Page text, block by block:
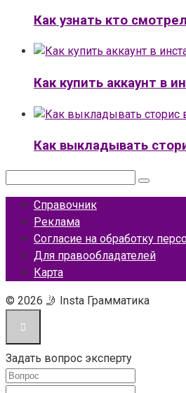
Как узнать кто
Как купить аккаунт в
Как выкладывать
Справочник
Реклама
Согласие на обработку
Для правообладателей
Карта
© 2026 🤳 Insta Грамматика
Задать вопрос эксперту